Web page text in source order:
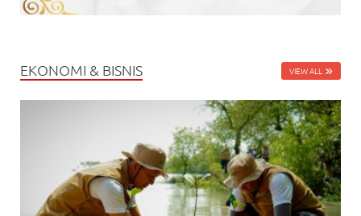
EKONOMI & BISNIS VIEW ALL